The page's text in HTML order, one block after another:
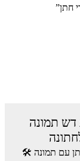
חתן”
דש תמונה
עם תמונה 🛠️